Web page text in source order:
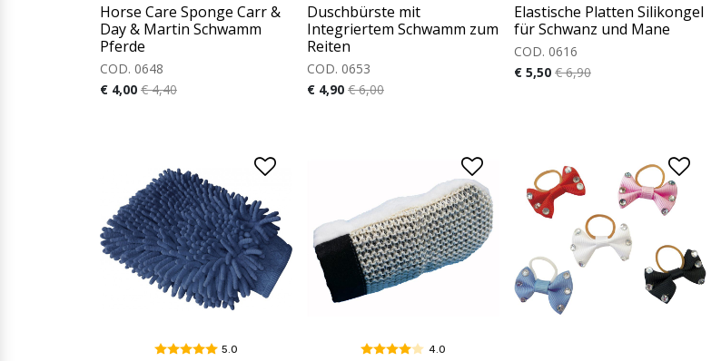
Horse Care Sponge Carr &
Day & Martin Schwamm
Pferde
COD. 0648
€ 4,00 € 4,40
Duschbürste mit
Integriertem Schwamm zum
Reiten
COD. 0653
€ 4,90 € 6,00
Elastische Platten Silikongel
für Schwanz und Mane
COD. 0616
€ 5,50 € 6,90
5.0 4.0